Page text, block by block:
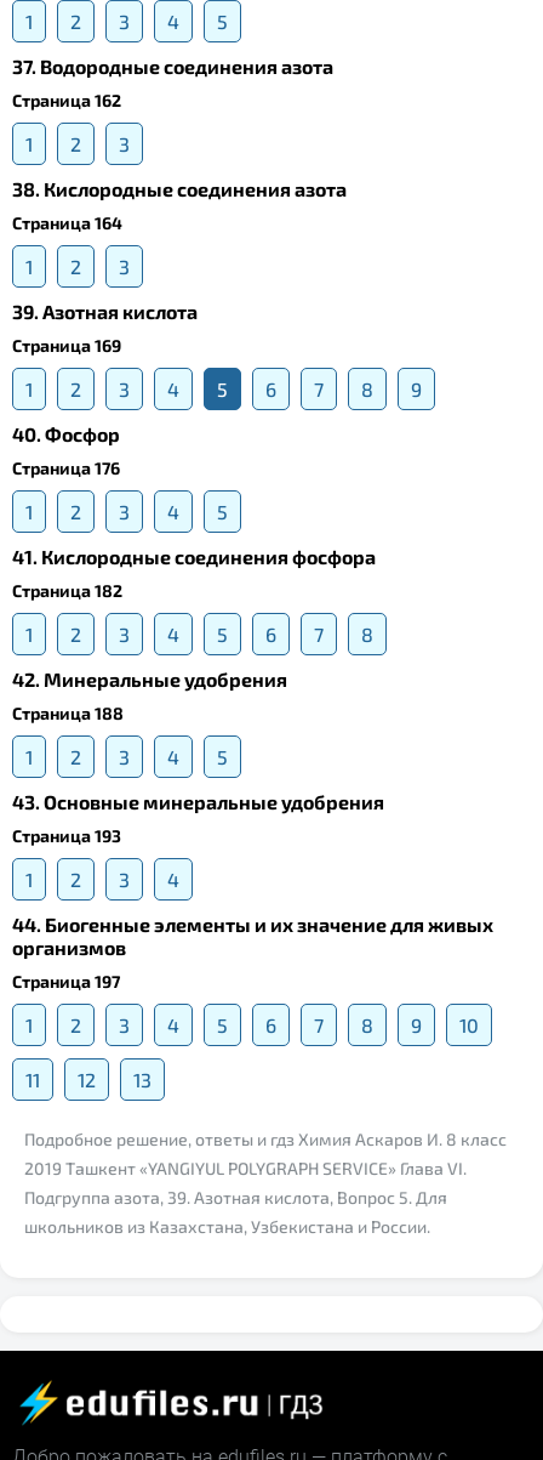
1 2 3 4
5
37. Водородные соединения азота
Страница 162
1 2
3
38. Кислородные соединения азота
Страница 164
1 2
3
39. Азотная кислота
Страница 169
1 2 3 4 5 6 7 8
9
40. Фосфор
Страница 176
1 2 3 4
5
41. Кислородные соединения фосфора
Страница 182
1 2 3 4 5 6 7
8
42. Минеральные удобрения
Страница 188
1 2 3 4
5
43. Основные минеральные удобрения
Страница 193
1 2 3
4
44. Биогенные элементы и их значение для живых
организмов
Страница 197
1 2 3 4 5 6 7 8 9 10
11 12 13
Подробное решение, ответы и гдз Химия Аскаров И. 8 класс
2019 Ташкент «YANGIYUL POLYGRAPH SERVICE» Глава VI.
Подгруппа азота, 39. Азотная кислота, Вопрос 5. Для
школьников из Казахстана, Узбекистана и России.